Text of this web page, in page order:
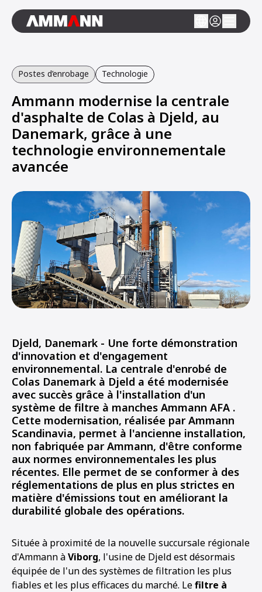
Postes d’enrobage Technologie
Ammann modernise la centrale
d'asphalte de Colas à Djeld, au
Danemark, grâce à une
technologie environnementale
avancée
Djeld, Danemark - Une forte démonstration
d'innovation et d'engagement
environnemental. La centrale d'enrobé de
Colas Danemark à Djeld a été modernisée
avec succès grâce à l'installation d'un
système de filtre à manches Ammann AFA .
Cette modernisation, réalisée par Ammann
Scandinavia, permet à l'ancienne installation,
non fabriquée par Ammann, d'être conforme
aux normes environnementales les plus
récentes. Elle permet de se conformer à des
réglementations de plus en plus strictes en
matière d'émissions tout en améliorant la
durabilité globale des opérations.
Située à proximité de la nouvelle succursale régionale
d'Ammann àViborg, l'usine de Djeld est désormais
équipée de l'un des systèmes de filtration les plus
fiables et les plus efficaces du marché. Lefiltre à